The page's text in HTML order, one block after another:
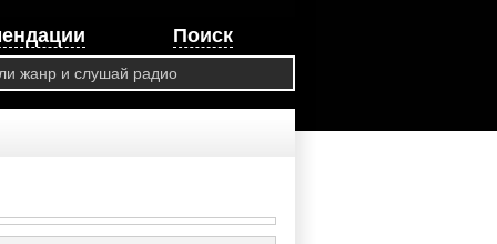
Поиск